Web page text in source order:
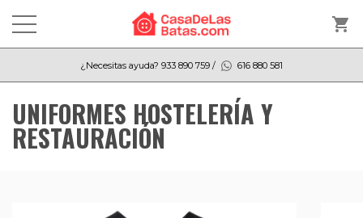
shopping_cart
¿Necesitas ayuda? 933 890 759 / 616 880 581
UNIFORMES HOSTELERÍA Y
RESTAURACIÓN